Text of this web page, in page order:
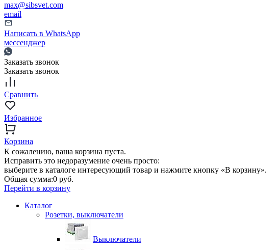
max@sibsvet.com
email
Написать в WhatsApp
мессенджер
Заказать звонок
Заказать звонок
Сравнить
Избранное
Корзина
К сожалению, ваша корзина пуста.
Исправить это недоразумение очень просто:
выберите в каталоге интересующий товар и нажмите кнопку «В корзину».
Общая сумма:0 руб.
Перейти в корзину
Каталог
Розетки, выключатели
Выключатели